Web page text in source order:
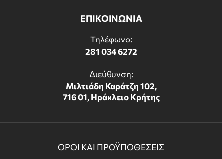
ΕΠΙΚΟΙΝΩΝΙΑ
Τηλέφωνο:
281 034 6272
Διεύθυνση:
Μιλτιάδη Καράτζη 102,
716 01, Ηράκλειο Κρήτης
ΟΡΟΙ ΚΑΙ ΠΡΟΫΠΟΘΕΣΕΙΣ